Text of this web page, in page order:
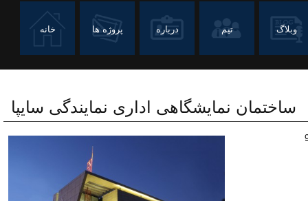
خانه پروژه ها درباره تیم وبلاگ
ساختمان نمایشگاهی اداری نمایندگی سایپا